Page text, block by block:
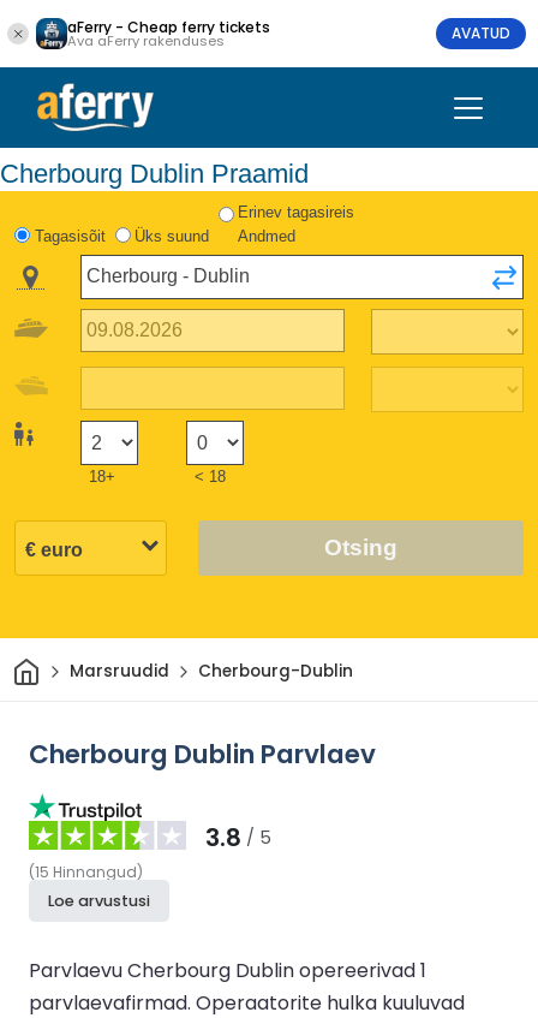
aFerry - Cheap ferry tickets
Ava aFerry rakenduses AVATUD
Cherbourg Dublin Praamid
Tagasisõit Üks suund
Erinev tagasireis
Andmed
18+ < 18
Otsing
Avaleht
Marsruudid Cherbourg-Dublin
Cherbourg Dublin Parvlaev
3.8 / 5
(15 Hinnangud)
Loe arvustusi
Parvlaevu Cherbourg Dublin opereerivad 1
parvlaevafirmad. Operaatorite hulka kuuluvad